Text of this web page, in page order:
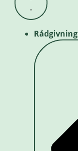
Rådgivning